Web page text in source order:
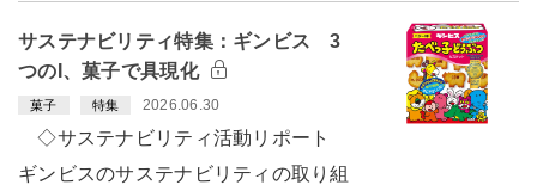
サステナビリティ特集：ギンビス 3
つのI、菓子で具現化
菓子 特集 2026.06.30
◇サステナビリティ活動リポート
ギンビスのサステナビリティの取り組